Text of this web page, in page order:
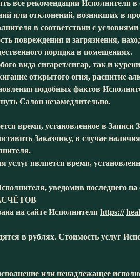
все рекомендации Исполнителя
отклонений, возникших в
в соответствии с
повреждения и загрязнения,
порядка в помещениях.
вида сигарет/сигар, так и
открытого огня, распитие
подобных фактов
Салон незамедлительно.
время, установленное в
Заказчику, в случае
услуг является время,
уведомив последнего
на сайте Исполнителя https://
в рублях. Стоимость услуг
или ненадлежащее